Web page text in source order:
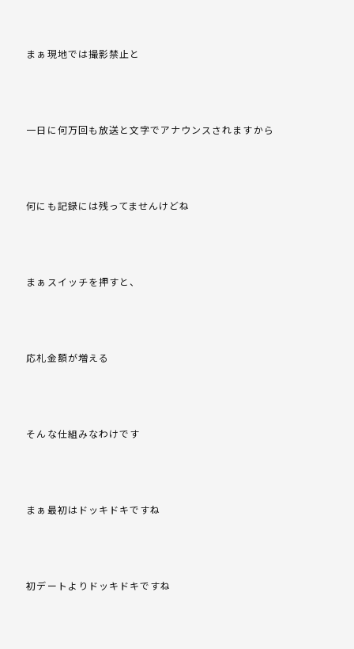
まぁ現地では撮影禁止と
一日に何万回も放送と文字でアナウンスされますから
何にも記録には残ってませんけどね
まぁスイッチを押すと、
応札金額が増える
そんな仕組みなわけです
まぁ最初はドッキドキですね
初デートよりドッキドキですね